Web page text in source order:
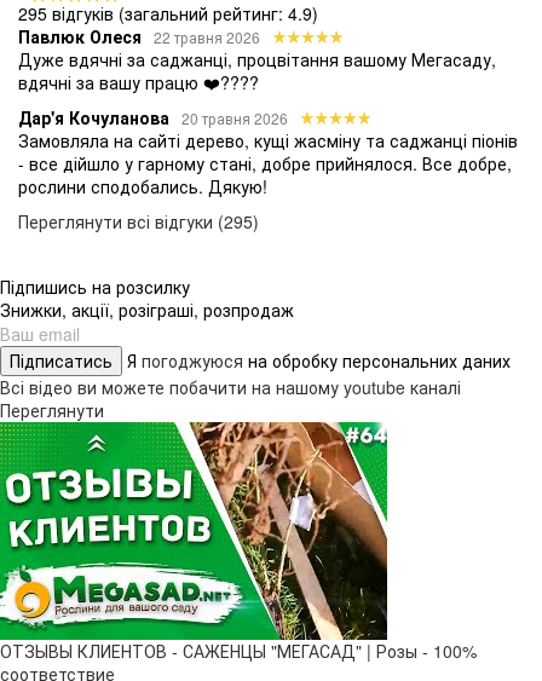
295 відгуків (загальний рейтинг: 4.9)
Павлюк Олеся
22 травня 2026
Дуже вдячні за саджанці, процвітання вашому Мегасаду,
вдячні за вашу працю ❤️????
Дар'я Кочуланова 20 травня 2026
Замовляла на сайті дерево, кущі жасміну та саджанці піонів
- все дійшло у гарному стані, добре прийнялося. Все добре,
рослини сподобались. Дякую!
Переглянути всі відгуки (295)
Підпишись на розсилку
Знижки, акції, розіграші, розпродаж
Підписатись Я погоджуюся на обробку персональних даних
Всі відео ви можете побачити на нашому youtube каналі
Переглянути
ОТЗЫВЫ КЛИЕНТОВ - САЖЕНЦЫ "МЕГАСАД" | Розы - 100%
соответствие